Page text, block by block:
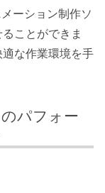
ーション制作ソ
ことができま
な作業環境を手
パフォー